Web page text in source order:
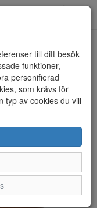
till ditt besök
funktioner,
personifierad
som krävs för
typ av cookies du vill